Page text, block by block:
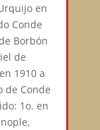
en
Conde
Borbón
de
1910 a
de Conde
1o. en